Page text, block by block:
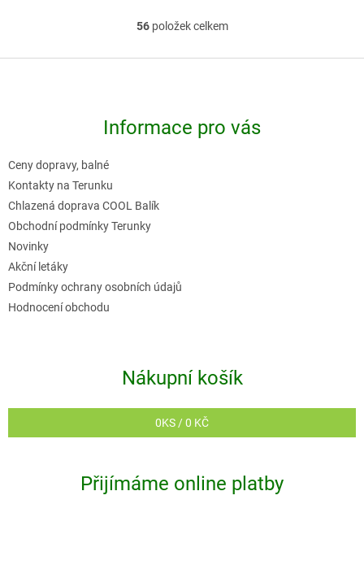
O
v
d
a
y
i
u
56položek celkem
Informace pro vás
Ceny dopravy, balné
Kontakty na Terunku
Chlazená doprava COOL Balík
Obchodní podmínky Terunky
Novinky
Akční letáky
Podmínky ochrany osobních údajů
Hodnocení obchodu
Nákupní košík
0KS /0 KČ
Přijímáme online platby